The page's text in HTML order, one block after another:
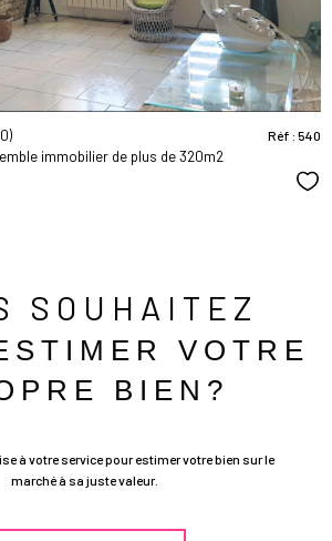
immobilier de plus de 320m2
Réf : 540
SOUHAITEZ
VOTRE
BIEN?
à votre service pour estimer votre bien sur le
marché à sa juste valeur.